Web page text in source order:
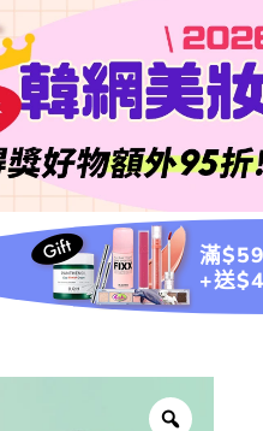
滿
+送